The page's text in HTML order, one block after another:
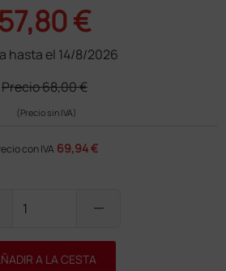
57,80 €
hasta el 14/8/2026
Precio68,00 €
(Precio sin IVA)
con IVA 69,94 €
remove
A LA CESTA